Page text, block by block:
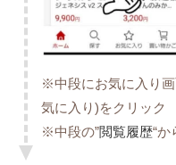
※中段にお気に入り
気に入り)をクリック
※中段の”閲覧履歴“か